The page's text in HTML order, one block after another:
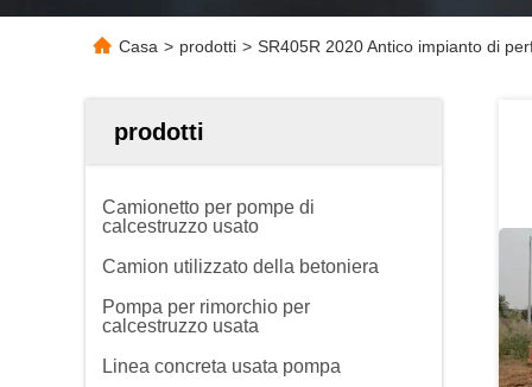
Casa > prodotti > SR405R 2020 Antico impianto di
prodotti
Camionetto per pompe di
calcestruzzo usato
Camion utilizzato della betoniera
Pompa per rimorchio per
calcestruzzo usata
Linea concreta usata pompa